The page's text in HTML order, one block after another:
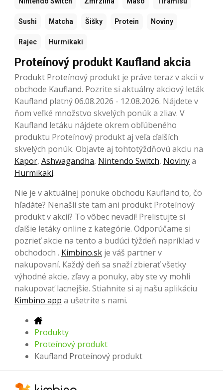
Sushi Matcha Šišky Protein Noviny
Rajec Hurmikaki
Proteínový produkt Kaufland akcia
Produkt Proteínový produkt je práve teraz v akcii v
obchode Kaufland. Pozrite si aktuálny akciový leták
Kaufland platný 06.08.2026 - 12.08.2026. Nájdete v
ňom veľké množstvo skvelých ponúk a zliav. V
Kaufland letáku nájdete okrem obľúbeného
produktu Proteínový produkt aj veľa ďalších
skvelých ponúk. Objavte aj tohtotýždňovú akciu na
Kapor, Ashwagandha, Nintendo Switch, Novinya
Hurmikaki.
Nie je v aktuálnej ponuke obchodu Kaufland to, čo
hľadáte? Nenašli ste tam ani produkt Proteínový
produkt v akcii? To vôbec nevadí! Prelistujte si
ďalšie letáky online z kategórie. Odporúčame si
pozrieť akcie na tento a budúci týždeň napríklad v
obchodoch . Kimbino.sk je váš partner v
nakupovaní. Každý deň sa snaží zbierať všetky
výhodné akcie, zľavy a ponuky, aby ste vy mohli
nakupovať lacnejšie. Stiahnite si aj našu aplikáciu
Kimbino app a ušetrite s nami.
Produkty
Proteínový produkt
Kaufland Proteínový produkt